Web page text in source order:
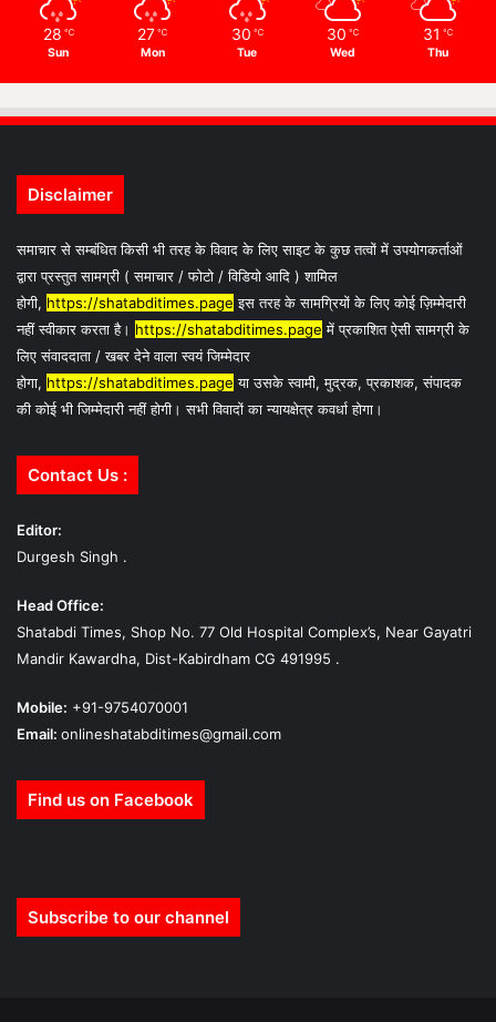
28 ℃
Sun
27 ℃
Mon
30 ℃
Tue
30 ℃
Wed
31 ℃
Thu
Disclaimer
समाचार से सम्बंधित किसी भी तरह के विवाद के लिए साइट के कुछ तत्वों में उपयोगकर्ताओं
द्वारा प्रस्तुत सामग्री ( समाचार / फोटो / विडियो आदि ) शामिल
होगी, https://shatabditimes.page इस तरह के सामग्रियों के लिए कोई ज़िम्मेदारी
नहीं स्वीकार करता है। https://shatabditimes.page में प्रकाशित ऐसी सामग्री के
लिए संवाददाता / खबर देने वाला स्वयं जिम्मेदार
होगा, https://shatabditimes.page या उसके स्वामी, मुद्रक, प्रकाशक, संपादक
की कोई भी जिम्मेदारी नहीं होगी। सभी विवादों का न्यायक्षेत्र कवर्धा होगा।
Contact Us :
Editor:
Durgesh Singh .
Head Office:
Shatabdi Times, Shop No. 77 Old Hospital Complex’s, Near Gayatri
Mandir Kawardha, Dist-Kabirdham CG 491995 .
Mobile: +91-9754070001
Email: onlineshatabditimes@gmail.com
Find us on Facebook
Subscribe to our channel